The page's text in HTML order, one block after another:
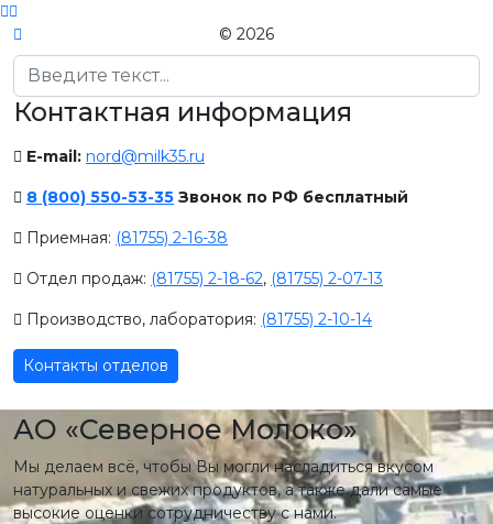
© 2026
Поиск
Контактная информация
E-mail: nord@milk35.ru
8 (800) 550-53-35 Звонок по РФ бесплатный
Приемная: (81755) 2-16-38
Отдел продаж: (81755) 2-18-62, (81755) 2-07-13
Производство, лаборатория: (81755) 2-10-14
Контакты отделов
АО «Северное Молоко»
Мы делаем всё, чтобы Вы могли насладиться вкусом
натуральных и свежих продуктов, а также дали самые
высокие оценки сотрудничеству с нами.